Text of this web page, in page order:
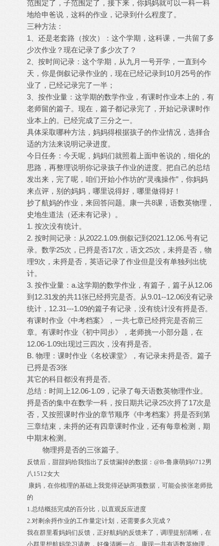
范围定了，子范围定了，接下来，你妈妈就可以一科一科
地给申爸说，这科的作业，记录到什么程度了。
三种方法：
1、还是老套路（按次）：这个学期，这科课，一共留了多
少次作业？现在记录了多少次了？
2、按时间记录：这个学期，从九月一号开学，一直到今
天，你是倒叙记录作业的，现在已经记录到10月25号的作
业了，已经记录完了一半；
3、按作业量：这学期的数学作业，有课时作业本上的，有
老师留的篇子。现在，篇子都记录完了，开始记录课时作
业本上的。已经完成了三分之一。
具体采取哪种方法，妈妈得根据孩子的作业情况，选择合
适的方法来说明记录进度。
今日任务：今天呢，妈妈们就照着上面申爸说的，细化的
思路，再整理说明你记录孩子作业的进度。把自己的总结
发出来，完了呢，咱们开始小作坊的“灵魂操作”，你妈妈
来点评，别的妈妈，哪里说得好，哪里做得好！
抄了航妈的作业，来回答问题。康一共8课，语数英物理，
史地生道法（还未有记录）。
1. 按次没有统计。
2. 按时间记录：从2022.1.09.倒叙记到2021.12.06.号有记
录。数学25次，已捋是否17次，语文25次，未捋是否，物
理9次，未捋是否，英语记录了作业但是没有单独列出统
计。
3. 按作业量：a.这学期的数学作业，有篇子，篇子从12.06
到12.31发的共11张已经捋完是否。从9.01--12.06没有记录
统计，12.31---1.09的篇子有记录，没有统计没有捋是否。
有课时作业《中考档案》，一共七章已经捋完是否前三
章。有课时作业《初中同步》，老师挑一小部分题，在
12.06-1.09出现过三四次，没有捋是否。
B. 物理：课时作业《名校课堂》，有记录未捋是否。篇子
已捋是否3张
其它的科目都没有捋是否。
总结：时间上12.06-1.09，记录了每天语数英物理作业。
捋是否的集中在数学一科，按日期共记录25次捋了17次是
否，又按照课时作业的章节顺序《中考档案》捋是否到第
三章结束，未捋的还有四章课时作业，还有每章检测，期
中期末检测。
物理捋是否的三张篇子。
反馈后，甜甜妈给我指出了反馈漏掉的数据： @B-鲁康萌妈0712男
八1512女大
康妈，在你梳理的基础上我觉得还缺两项数据，可能会挨张老师批
的
1.总结概括完成的百分比，以直观反应进度
2.对剩余捋作业的工作量定计划，还需要多久完成？
我在群里看妈妈们反馈，正好航妈的反馈来了，调理提别清晰，在
小群里想航妈学习请教，好像清晰一点。康现一共有语数英物理，